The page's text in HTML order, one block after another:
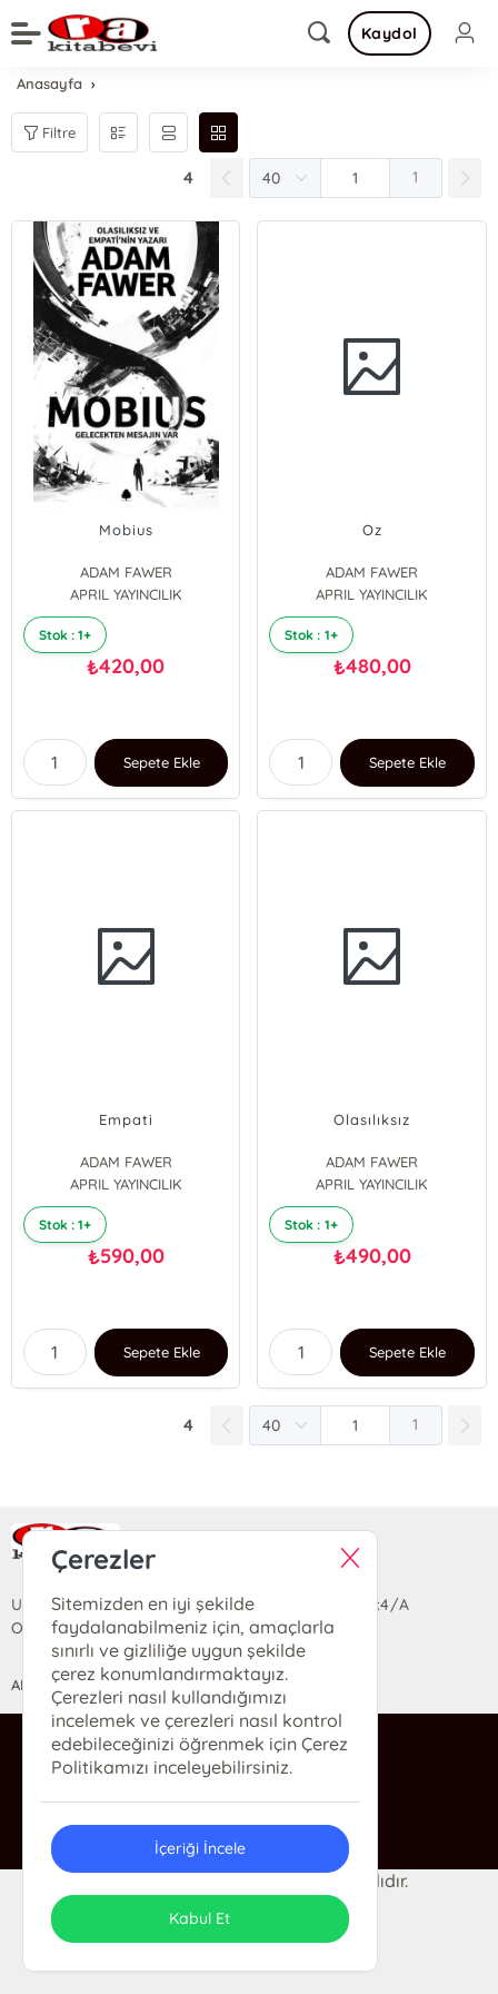
Kaydol
Anasayfa
Filtre
4 1
Mobius
ADAM FAWER
ALGAN SEZGİNTÜREDİ
APRIL YAYINCILIK
Stok : 1+
₺420,00
Sepete Ekle
Oz
ADAM FAWER
APRIL YAYINCILIK
Stok : 1+
₺480,00
Sepete Ekle
Empati
ADAM FAWER
APRIL YAYINCILIK
Stok : 1+
₺590,00
Sepete Ekle
Olasılıksız
ADAM FAWER
APRIL YAYINCILIK
Stok : 1+
₺490,00
Sepete Ekle
4 1
Ra Yayın Kitabevi
Uzun Sokak Saray Çarşısı Lara Sineması Girişi No:4/A
Ortahisar/TRABZON
ANASAYFA YARDIM İLETİŞİM
ra@rakitap.com
0(462) 326 49 71
© 2024 Ra Kitabevi. Her hakkı saklıdır.
Tasarım & Uygulama
Çerezler
Sitemizden en iyi şekilde
faydalanabilmeniz için, amaçlarla
sınırlı ve gizliliğe uygun şekilde
çerez konumlandırmaktayız.
Çerezleri nasıl kullandığımızı
incelemek ve çerezleri nasıl kontrol
edebileceğinizi öğrenmek için Çerez
Politikamızı inceleyebilirsiniz.
İçeriği İncele
Kabul Et